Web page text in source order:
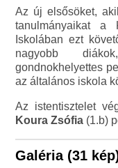
Az új elsősöket,
tanulmányaikat a
Iskolában ezt
nagyobb
gondnokhelyettes
az általános iskola
Az istentisztelet
Koura Zsófia (1.b)
Galéria (31